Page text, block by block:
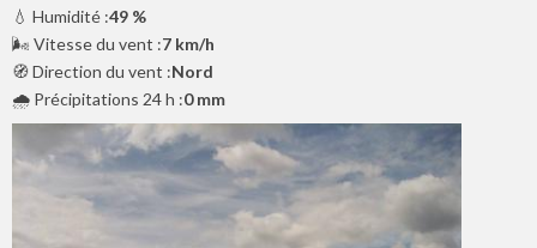
💧 Humidité :49 %
🌬️ Vitesse du vent :7 km/h
🧭 Direction du vent :Nord
🌧️ Précipitations 24 h :0 mm